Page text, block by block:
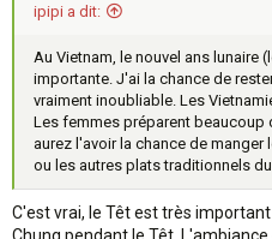
ipipi a dit:
Au Vietnam, le nouvel ans lunaire
importante. J'ai la chance de
vraiment inoubliable. Les
Les femmes préparent beaucoup
aurez l'avoir la chance de manger
ou les autres plats traditionnels
C'est vrai, le Têt est très